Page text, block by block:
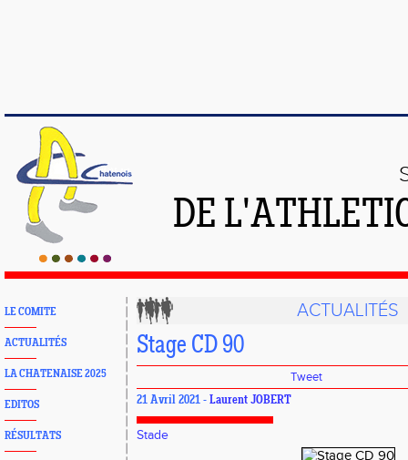
DE
LE COMITE
ACTUALITÉS
LA CHATENAISE 2025
EDITOS
RÉSULTATS
ACTUALITÉS
Stage CD 90
Tweet
21 Avril 2021 - Laurent JOBERT
Stade